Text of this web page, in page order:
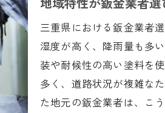
顧客満足度を重視した選び方
サービス内容の透明性を確認す
実際の施工事例をチェックする
アフターサービスの充実度を
鈑金見積もりで注意すべきポイン
三重県における鈑金業者
湿度が高く、降雨量も多
装や耐候性の高い塗料を
多く、道路状況が複雑な
た地元の鈑金業者は、こ